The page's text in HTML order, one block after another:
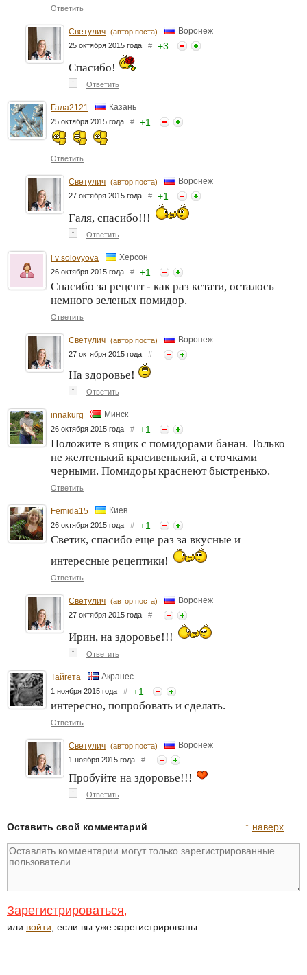
Ответить
Светулич (автор поста) Воронеж
25 октября 2015 года # +3
Спасибо!
↑ Ответить
Гала2121 Казань
25 октября 2015 года # +1
Ответить
Светулич (автор поста) Воронеж
27 октября 2015 года # +1
Галя, спасибо!!!
↑ Ответить
l v solovyova Херсон
26 октября 2015 года # +1
Спасибо за рецепт - как раз кстати, осталось
немного зеленых помидор.
Ответить
Светулич (автор поста) Воронеж
27 октября 2015 года #
На здоровье!
↑ Ответить
innakurg Минск
26 октября 2015 года # +1
Положите в ящик с помидорами банан. Только
не желтенький красивенький, а сточками
черными. Помидоры краснеют быстренько.
Ответить
Femida15 Киев
26 октября 2015 года # +1
Светик, спасибо еще раз за вкусные и
интересные рецептики!
Ответить
Светулич (автор поста) Воронеж
27 октября 2015 года #
Ирин, на здоровье!!!
↑ Ответить
Тайгета Акранес
1 ноября 2015 года # +1
интересно, попробовать и сделать.
Ответить
Светулич (автор поста) Воронеж
1 ноября 2015 года #
Пробуйте на здоровье!!!
↑ Ответить
↑ наверх
Оставить свой комментарий
Зарегистрироваться,
или войти, если вы уже зарегистрированы.